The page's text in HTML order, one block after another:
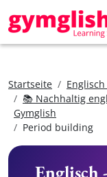
Startseite
📚 Nachhaltig
Gymglish
Period building
Englisch